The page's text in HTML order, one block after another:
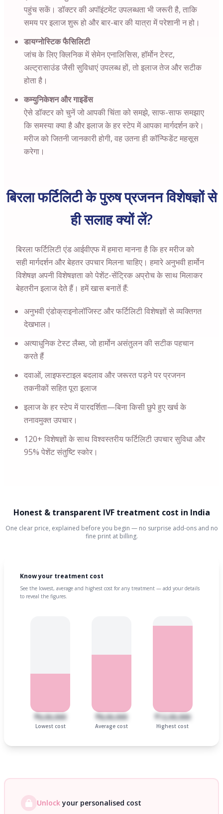
पहुंच सकें। डॉक्टर की अपॉइंटमेंट उपलब्धता भी जरूरी है, ताकि
समय पर इलाज शुरू हो और बार-बार की यात्रा में परेशानी न हो।
डायग्नोस्टिक फैसिलिटी
जांच के लिए क्लिनिक में सेमेन एनालिसिस, हॉर्मोन टेस्ट,
अल्ट्रासाउंड जैसी सुविधाएं उपलब्ध हों, तो इलाज तेज और सटीक
होता है।
कम्युनिकेशन और गाइडेंस
ऐसे डॉक्टर को चुनें जो आपकी चिंता को समझे, साफ-साफ समझाए
कि समस्या क्या है और इलाज के हर स्टेप में आपका मार्गदर्शन करे।
मरीज को जितनी जानकारी होगी, वह उतना ही कॉन्फिडेंट महसूस
करेगा।
बिरला फर्टिलिटी के पुरुष प्रजनन विशेषज्ञों से
ही सलाह क्यों लें?
बिरला फर्टिलिटी एंड आईवीएफ में हमारा मानना है कि हर मरीज को
सही मार्गदर्शन और बेहतर उपचार मिलना चाहिए। हमारे अनुभवी हार्मोन
विशेषज्ञ अपनी विशेषज्ञता को पेशेंट-सेंट्रिक अप्रोच के साथ मिलाकर
बेहतरीन इलाज देते हैं। हमें खास बनातें हैं:
अनुभवी एंडोक्राइनोलॉजिस्ट और फर्टिलिटी विशेषज्ञों से व्यक्तिगत
देखभाल।
अत्याधुनिक टेस्ट लैब्स, जो हार्मोन असंतुलन की सटीक पहचान
करते हैं
दवाओं, लाइफस्टाइल बदलाव और जरूरत पड़ने पर प्रजनन
तकनीकों सहित पूरा इलाज
इलाज के हर स्टेप में पारदर्शिता—बिना किसी छुपे हुए खर्च के
तनावमुक्त उपचार।
120+ विशेषज्ञों के साथ विश्वस्तरीय फर्टिलिटी उपचार सुविधा और
95% पेशेंट संतुष्टि स्कोर।
Honest & transparent IVF treatment cost in India
One clear price, explained before you begin — no surprise add-ons and no
fine print at billing.
Know your treatment cost
See the lowest, average and highest cost for any treatment — add your details
to reveal the figures.
₹6,00,000
Lowest cost
₹8,00,000
Average cost
₹12,00,000
Highest cost
Unlockyour personalised cost